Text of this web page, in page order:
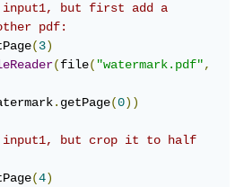
input1, but first add a
pdf:
(3)
(file("watermark.pdf",
.getPage(0))
input1, but crop it to half
(4)